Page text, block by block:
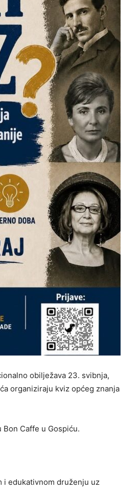
obilježava 23. svibnja,
organiziraju kviz općeg znanja
Caffe u Gospiću.
i edukativnom druženju uz